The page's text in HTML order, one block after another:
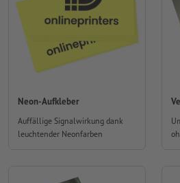
Neon-Aufkleber
Auffällige Signalwirkung dank
leuchtender Neonfarben